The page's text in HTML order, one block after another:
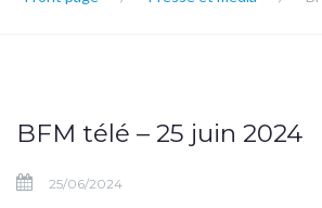
BFM télé – 25 juin 2024
25/06/2024